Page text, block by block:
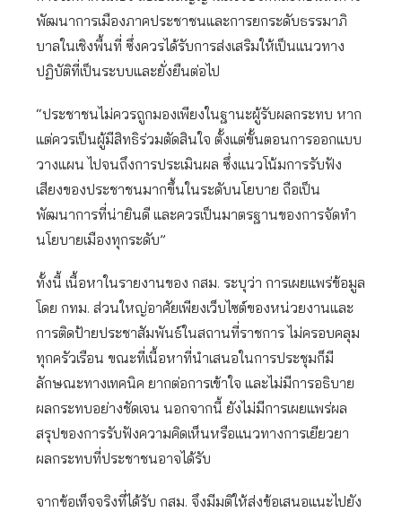
พัฒนาการเมืองภาคประชาชนและการยกระดับธรรมาภิ
บาลในเชิงพื้นที่ ซึ่งควรได้รับการส่งเสริมให้เป็นแนวทาง
ปฏิบัติที่เป็นระบบและยั่งยืนต่อไป
“ประชาชนไม่ควรถูกมองเพียงในฐานะผู้รับผลกระทบ หาก
แต่ควรเป็นผู้มีสิทธิร่วมตัดสินใจ ตั้งแต่ขั้นตอนการออกแบบ
วางแผน ไปจนถึงการประเมินผล ซึ่งแนวโน้มการรับฟัง
เสียงของประชาชนมากขึ้นในระดับนโยบาย ถือเป็น
พัฒนาการที่น่ายินดี และควรเป็นมาตรฐานของการจัดทำ
นโยบายเมืองทุกระดับ”
ทั้งนี้ เนื้อหาในรายงานของ กสม. ระบุว่า การเผยแพร่ข้อมูล
โดย กทม. ส่วนใหญ่อาศัยเพียงเว็บไซต์ของหน่วยงานและ
การติดป้ายประชาสัมพันธ์ในสถานที่ราชการ ไม่ครอบคลุม
ทุกครัวเรือน ขณะที่เนื้อหาที่นำเสนอในการประชุมก็มี
ลักษณะทางเทคนิค ยากต่อการเข้าใจ และไม่มีการอธิบาย
ผลกระทบอย่างชัดเจน นอกจากนี้ ยังไม่มีการเผยแพร่ผล
สรุปของการรับฟังความคิดเห็นหรือแนวทางการเยียวยา
ผลกระทบที่ประชาชนอาจได้รับ
จากข้อเท็จจริงที่ได้รับ กสม. จึงมีมติให้ส่งข้อเสนอแนะไปยัง